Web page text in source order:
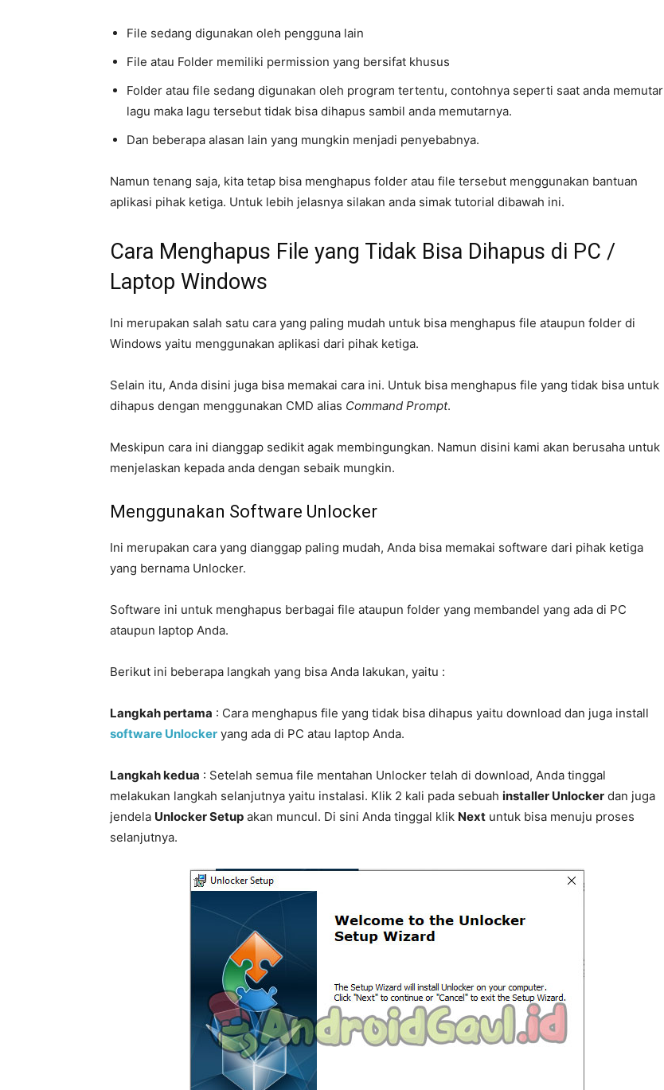
File sedang digunakan oleh pengguna lain
File atau Folder memiliki permission yang bersifat khusus
Folder atau file sedang digunakan oleh program tertentu, contohnya seperti saat anda memutar
lagu maka lagu tersebut tidak bisa dihapus sambil anda memutarnya.
Dan beberapa alasan lain yang mungkin menjadi penyebabnya.
Namun tenang saja, kita tetap bisa menghapus folder atau file tersebut menggunakan bantuan
aplikasi pihak ketiga. Untuk lebih jelasnya silakan anda simak tutorial dibawah ini.
Cara Menghapus File yang Tidak Bisa Dihapus di PC /
Laptop Windows
Ini merupakan salah satu cara yang paling mudah untuk bisa menghapus file ataupun folder di
Windows yaitu menggunakan aplikasi dari pihak ketiga.
Selain itu, Anda disini juga bisa memakai cara ini. Untuk bisa menghapus file yang tidak bisa untuk
dihapus dengan menggunakan CMD alias Command Prompt.
Meskipun cara ini dianggap sedikit agak membingungkan. Namun disini kami akan berusaha untuk
menjelaskan kepada anda dengan sebaik mungkin.
Menggunakan Software Unlocker
Ini merupakan cara yang dianggap paling mudah, Anda bisa memakai software dari pihak ketiga
yang bernama Unlocker.
Software ini untuk menghapus berbagai file ataupun folder yang membandel yang ada di PC
ataupun laptop Anda.
Berikut ini beberapa langkah yang bisa Anda lakukan, yaitu :
Langkah pertama : Cara menghapus file yang tidak bisa dihapus yaitu download dan juga install
software Unlocker yang ada di PC atau laptop Anda.
Langkah kedua : Setelah semua file mentahan Unlocker telah di download, Anda tinggal
melakukan langkah selanjutnya yaitu instalasi. Klik 2 kali pada sebuah installer Unlocker dan juga
jendela Unlocker Setup akan muncul. Di sini Anda tinggal klik Next untuk bisa menuju proses
selanjutnya.